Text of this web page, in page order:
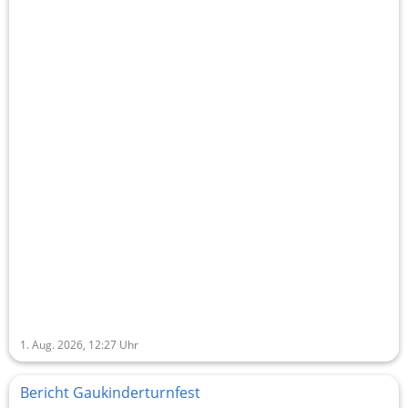
1. Aug. 2026, 12:27 Uhr
Bericht Gaukinderturnfest